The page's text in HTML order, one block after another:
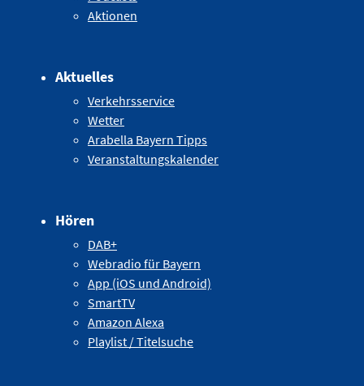
Aktionen
Aktuelles
Verkehrsservice
Wetter
Arabella Bayern Tipps
Veranstaltungskalender
Hören
DAB+
Webradio für Bayern
App (iOS und Android)
SmartTV
Amazon Alexa
Playlist / Titelsuche